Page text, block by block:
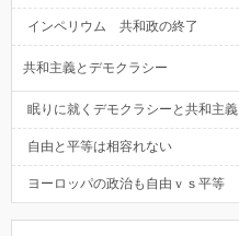
インペリウム 共和政の終了
共和主義とデモクラシー
眠りに就くデモクラシーと共和主義
自由と平等は相容れない
ヨーロッパの政治も自由ｖｓ平等